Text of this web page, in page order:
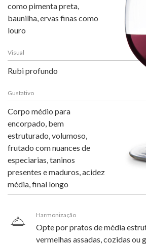
como pimenta preta,
baunilha, ervas finas como
louro
Visual
Rubi profundo
Gustativo
Corpo médio para
encorpado, bem
estruturado, volumoso,
frutado com nuances de
especiarias, taninos
presentes e maduros, acidez
média, final longo
Harmonização
Opte por pratos de média
vermelhas assadas, cozidas ou